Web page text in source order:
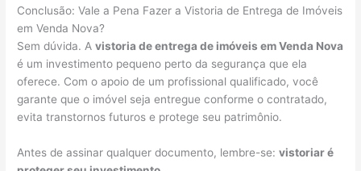
Conclusão: Vale a Pena Fazer a Vistoria de Entrega de Imóveis
em Venda Nova?
Sem dúvida. Avistoria de entrega de imóveis em Venda Nova
é um investimento pequeno perto da segurança que ela
oferece. Com o apoio de um profissional qualificado, você
garante que o imóvel seja entregue conforme o contratado,
evita transtornos futuros e protege seu patrimônio.
Antes de assinar qualquer documento, lembre-se:vistoriar é